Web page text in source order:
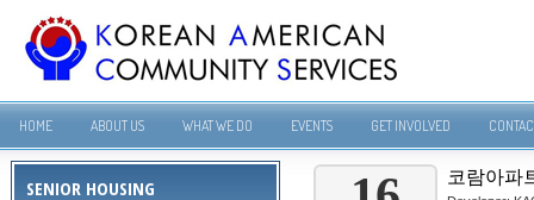
HOME ABOUT US WHAT WE DO EVENTS GET INVOLVED
SENIOR HOUSING 코람아파